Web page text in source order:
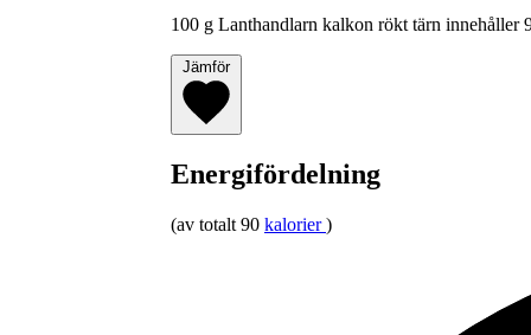
100 g Lanthandlarn kalkon rökt tärn innehåller
Jämför
Energifördelning
(av totalt 90 kalorier )